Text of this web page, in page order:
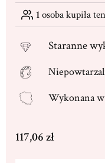
1osoba kupiła
Staranne
Wykonana w
Cena
117,06 zł